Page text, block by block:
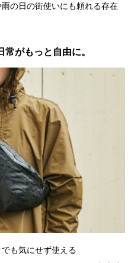
の日の街使いにも頼れる存在
がもっと自由に。
も気にせず使える